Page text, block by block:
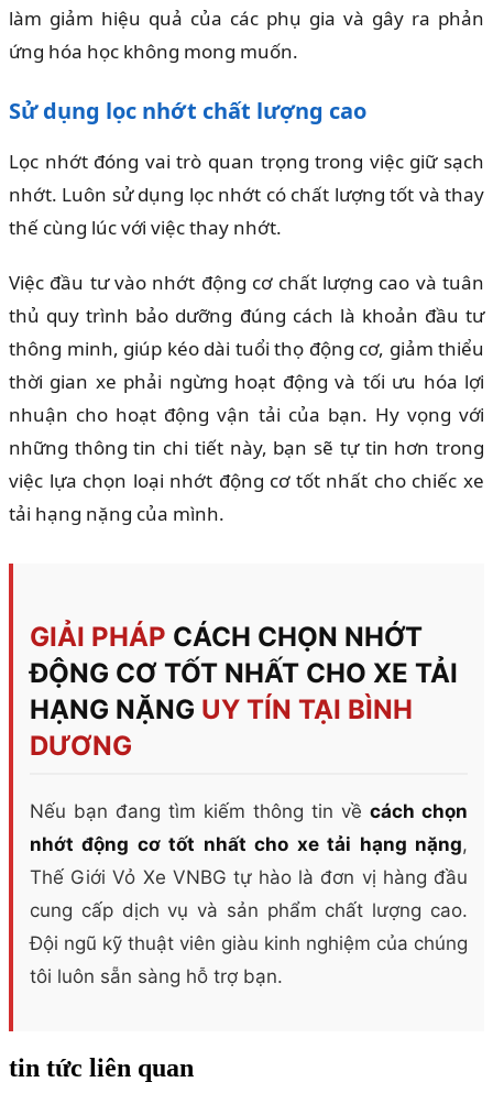
làm giảm hiệu quả của các phụ gia và gây ra phản
ứng hóa học không mong muốn.
Sử dụng lọc nhớt chất lượng cao
Lọc nhớt đóng vai trò quan trọng trong việc giữ sạch
nhớt. Luôn sử dụng lọc nhớt có chất lượng tốt và thay
thế cùng lúc với việc thay nhớt.
Việc đầu tư vào nhớt động cơ chất lượng cao và tuân
thủ quy trình bảo dưỡng đúng cách là khoản đầu tư
thông minh, giúp kéo dài tuổi thọ động cơ, giảm thiểu
thời gian xe phải ngừng hoạt động và tối ưu hóa lợi
nhuận cho hoạt động vận tải của bạn. Hy vọng với
những thông tin chi tiết này, bạn sẽ tự tin hơn trong
việc lựa chọn loại nhớt động cơ tốt nhất cho chiếc xe
tải hạng nặng của mình.
GIẢI PHÁP CÁCH CHỌN NHỚT
ĐỘNG CƠ TỐT NHẤT CHO XE TẢI
HẠNG NẶNG UY TÍN TẠI BÌNH
DƯƠNG
Nếu bạn đang tìm kiếm thông tin về cách chọn
nhớt động cơ tốt nhất cho xe tải hạng nặng,
Thế Giới Vỏ Xe VNBG tự hào là đơn vị hàng đầu
cung cấp dịch vụ và sản phẩm chất lượng cao.
Đội ngũ kỹ thuật viên giàu kinh nghiệm của chúng
tôi luôn sẵn sàng hỗ trợ bạn.
tin tức liên quan